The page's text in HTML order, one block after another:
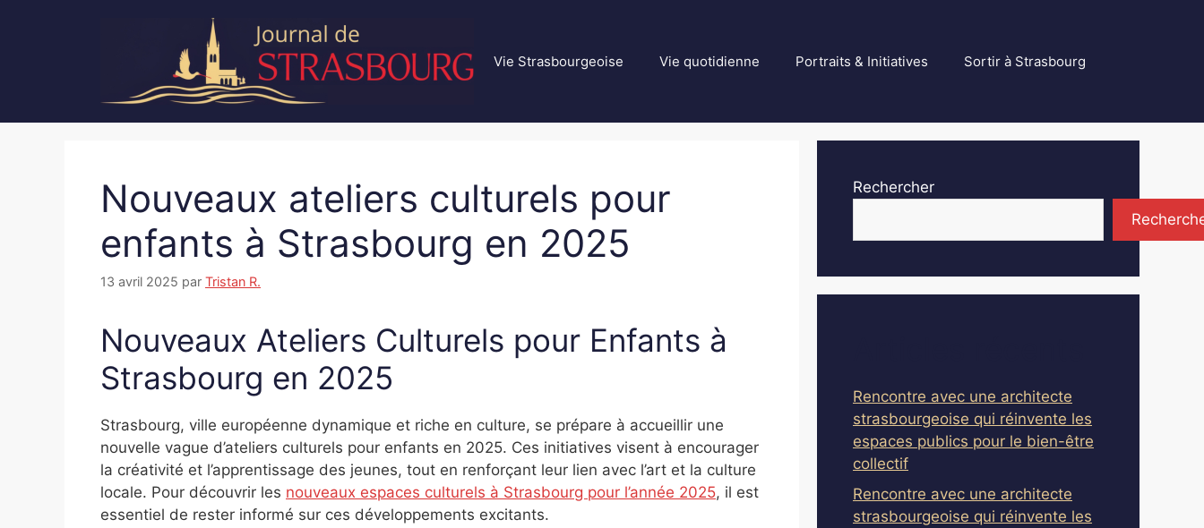
Vie Strasbourgeoise Vie quotidienne Portraits & Initiatives Sortir à Strasbourg
Nouveaux ateliers culturels pour
enfants à Strasbourg en 2025
13 avril 2025 par Tristan R.
Nouveaux Ateliers Culturels pour Enfants à
Strasbourg en 2025
Strasbourg, ville européenne dynamique et riche en culture, se prépare à accueillir une
nouvelle vague d’ateliers culturels pour enfants en 2025. Ces initiatives visent à encourager
la créativité et l’apprentissage des jeunes, tout en renforçant leur lien avec l’art et la culture
locale. Pour découvrir les nouveaux espaces culturels à Strasbourg pour l’année 2025, il est
essentiel de rester informé sur ces développements excitants.
Rechercher
Rencontre avec une architecte
strasbourgeoise qui réinvente les
espaces publics pour le bien-être
collectif
Rencontre avec une architecte
strasbourgeoise qui réinvente les